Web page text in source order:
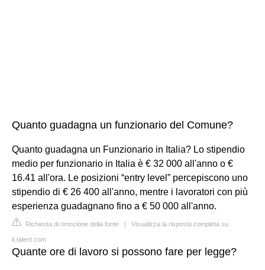
Quanto guadagna un funzionario del Comune?
Quanto guadagna un Funzionario in Italia? Lo stipendio
medio per funzionario in Italia è € 32 000 all'anno o €
16.41 all'ora. Le posizioni “entry level” percepiscono uno
stipendio di € 26 400 all'anno, mentre i lavoratori con più
esperienza guadagnano fino a € 50 000 all'anno.
Richiesta di rimozione della fonte | Visualizza la risposta completa su
it.talent.com
Quante ore di lavoro si possono fare per legge?